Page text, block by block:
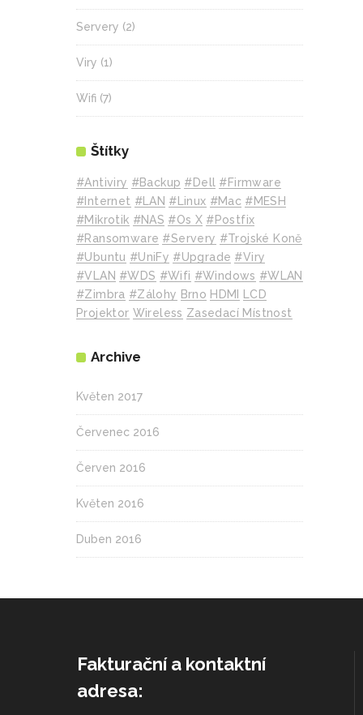
Servery (2)
Viry (1)
Wifi (7)
Štítky
#Antiviry #backup #Dell #Firmware
#internet #LAN #Linux #mac #MESH
#mikrotik #NAS #Os X #Postfix
#Ransomware #Servery #Trojské Koně
#Ubuntu #UniFy #Upgrade #Viry
#VLAN #WDS #wifi #Windows #WLAN
#Zimbra #zálohy Brno HDMI
LCD
Projektor Wireless Zasedací Místnost
Archive
Květen 2017
Červenec 2016
Červen 2016
Květen 2016
Duben 2016
Fakturační a kontaktní
adresa: